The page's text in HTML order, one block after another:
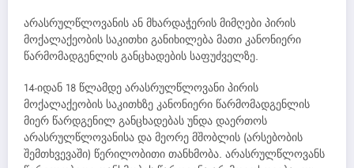
არასრულწლოვანის ან მხარდაჭერის მიმღები პირის
მოქალაქეობის საკითხი განიხილება მათი კანონიერი
წარმომადგენლის განცხადების საფუძველზე.
14-იდან 18 წლამდე არასრულწლოვანი პირის
მოქალაქეობის საკითხზე კანონიერი წარმომადგენლის
მიერ წარდგენილ განცხადებას უნდა დაერთოს
არასრულწლოვანისა და მეორე მშობლის (არსებობის
შემთხვევაში) წერილობითი თანხმობა. არასრულწლოვანს